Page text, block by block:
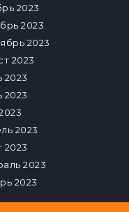
2023
2023
2023
2023
2023
2023
2023
2023
2023
2023